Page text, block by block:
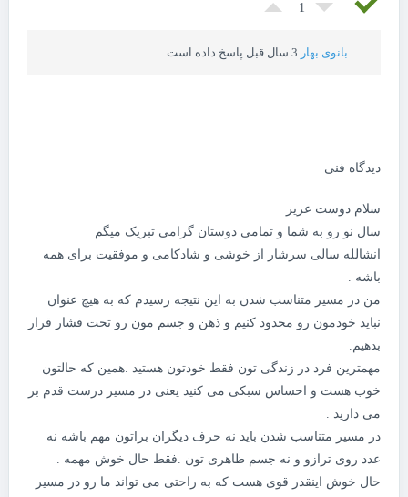
1
بانوی بهار
دیدگاه فنی
سلام دوست عزیز
سال نو رو به شما و تمامی دوستان گرامی تبریک میگم
انشالله سالی سرشار از خوشی و شادکامی و موفقیت برای همه
باشه .
من در مسیر متناسب شدن به این نتیجه رسیدم که به هیچ عنوان
نباید خودمون رو محدود کنیم و ذهن و جسم مون رو تحت فشار قرار
بدهیم.
مهمترین فرد در زندگی تون فقط خودتون هستید .همین که حالتون
خوب هست و احساس سبکی می کنید یعنی در مسیر درست قدم بر
می دارید .
در مسیر متناسب شدن باید نه حرف دیگران براتون مهم باشه نه
عدد روی ترازو و نه جسم ظاهری تون .فقط حال خوش مهمه .
حال خوش اینقدر قوی هست که به راحتی می تواند ما رو در مسیر